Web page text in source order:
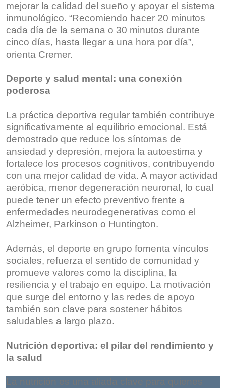
mejorar la calidad del sueño y apoyar el sistema
inmunológico. “Recomiendo hacer 20 minutos
cada día de la semana o 30 minutos durante
cinco días, hasta llegar a una hora por día”,
orienta Cremer.
Deporte y salud mental: una conexión
poderosa
La práctica deportiva regular también contribuye
significativamente al equilibrio emocional. Está
demostrado que reduce los síntomas de
ansiedad y depresión, mejora la autoestima y
fortalece los procesos cognitivos, contribuyendo
con una mejor calidad de vida. A mayor actividad
aeróbica, menor degeneración neuronal, lo cual
puede tener un efecto preventivo frente a
enfermedades neurodegenerativas como el
Alzheimer, Parkinson o Huntington.
Además, el deporte en grupo fomenta vínculos
sociales, refuerza el sentido de comunidad y
promueve valores como la disciplina, la
resiliencia y el trabajo en equipo. La motivación
que surge del entorno y las redes de apoyo
también son clave para sostener hábitos
saludables a largo plazo.
Nutrición deportiva: el pilar del rendimiento y
la salud
La nutrición es una aliada clave para quienes